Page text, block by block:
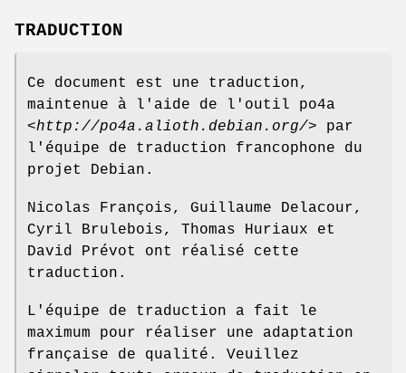
TRADUCTION
Ce document est une traduction,
maintenue à l'aide de l'outil po4a
<http://po4a.alioth.debian.org/> par
l'équipe de traduction francophone du
projet Debian.
Nicolas François, Guillaume Delacour,
Cyril Brulebois, Thomas Huriaux et
David Prévot ont réalisé cette
traduction.
L'équipe de traduction a fait le
maximum pour réaliser une adaptation
française de qualité. Veuillez